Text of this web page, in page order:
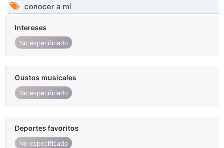
conocer a mí
Intereses
No especificado
Gustos musicales
No especificado
Deportes favoritos
No especificado